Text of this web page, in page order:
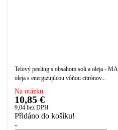
Telový peeling s obsahom soli a oleja -
oleja s energizujúcou vôňou citrónov...
Na otázku
10,85 €
9,04 bez DPH
Přidáno do košíku!
-